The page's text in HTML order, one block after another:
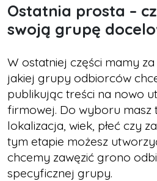
Ostatnia prosta –
swoją grupę
W ostatniej części mamy
jakiej grupy odbiorców
publikując treści na nowo
firmowej. Do wyboru masz
lokalizacja, wiek, płeć czy
tym etapie możesz
chcemy zawęzić grono
specyficznej grupy.